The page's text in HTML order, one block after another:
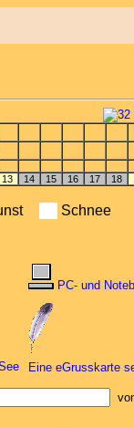
32
13 14 15 16 17 18
Schnee
PC- und
Eine eGrusskarte